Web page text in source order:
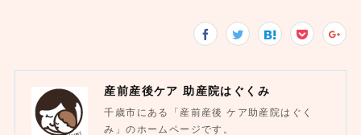
産前産後ケア 助産院はぐくみ
千歳市にある「産前産後 ケア助産院はぐく
み」のホームページです。